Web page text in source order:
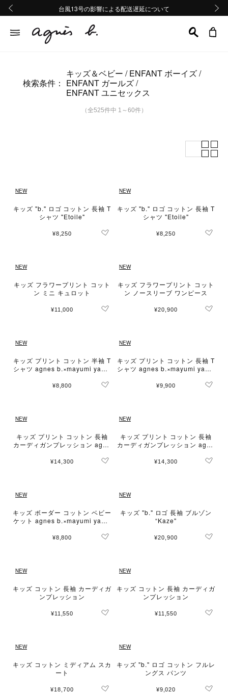
熊本地域地震の影響による配送遅延について
Summer Sale 2buy10%OFF!!
台風13号の影響による配送遅延について
熊本地域地震の影響による配送遅延について
Summer Sale 2buy10%OFF!!
検索条件：
キッズ＆ベビー
ENFANT ボーイズ
ENFANT ガールズ
ENFANT ユニセックス
（全525件中 1～60件）
NEW
キッズ "b." ロゴ コットン 長袖 T
シャツ "Etoile"
¥8,250
NEW
キッズ "b." ロゴ コットン 長袖 T
シャツ "Etoile"
¥8,250
NEW
キッズ フラワープリント コット
ン ミニ キュロット
¥11,000
NEW
キッズ フラワープリント コット
ン ノースリーブ ワンピース
¥20,900
NEW
キッズ プリント コットン 半袖 T
シャツ agnes b.×mayumi yama
¥8,800
NEW
キッズ プリント コットン 長袖 T
シャツ agnes b.×mayumi yama
¥9,900
NEW
キッズ プリント コットン 長袖
カーディガンプレッション agne
¥14,300
NEW
キッズ プリント コットン 長袖
カーディガンプレッション agne
¥14,300
NEW
キッズ ボーダー コットン ベビー
ケット agnes b.×mayumi yama
¥8,800
NEW
キッズ "b." ロゴ 長袖 ブルゾン
“Kaze"
¥20,900
NEW
キッズ コットン 長袖 カーディガ
ンプレッション
¥11,550
NEW
キッズ コットン 長袖 カーディガ
ンプレッション
¥11,550
NEW
キッズ コットン ミディアム スカ
ート
¥18,700
NEW
キッズ "b." ロゴ コットン フルレ
ングス パンツ
¥9,020